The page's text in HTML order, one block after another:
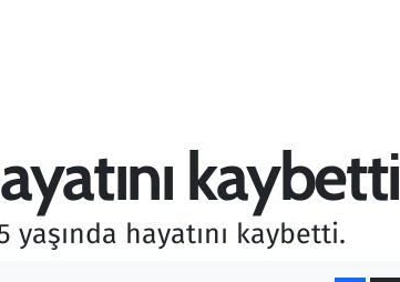
kaybetti
hayatını kaybetti.